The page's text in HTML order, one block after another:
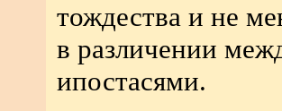
тождества и не
в различении
ипостасями.